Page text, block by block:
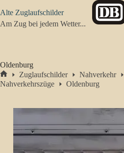
Inhalt
springen
Alte Zuglaufschilder
Am Zug bei jedem Wetter...
Oldenburg
Start
Zuglaufschilder
Nahverkehr
Nahverkehrszüge
Oldenburg